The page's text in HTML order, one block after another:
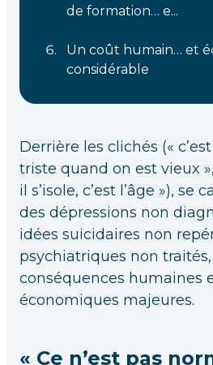
de formation… e...
Un coût humain… et
considérable
Derrière les clichés («
triste quand on est vieux
il s’isole, c’est l’âge »), se
des dépressions non
idées suicidaires non
psychiatriques non
conséquences humaines
économiques majeures.
« Ce n’est pas